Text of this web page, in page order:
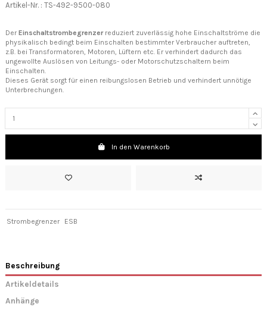
Artikel-Nr. : TS-492-9500-080
Der Einschaltstrombegrenzer reduziert zuverlässig hohe Einschaltströme die
physikalisch bedingt beim Einschalten bestimmter Verbraucher auftreten,
z.B. bei Transformatoren, Motoren, Lüftern etc. Er verhindert dadurch das
ungewollte Auslösen von Leitungs- oder Motorschutzschaltern beim
Einschalten.
Dieses Gerät sorgt für einen reibungslosen Betrieb und verhindert unnötige
Unterbrechungen.
In den Warenkorb
Strombegrenzer ESB
Beschreibung
Artikeldetails
Anhänge